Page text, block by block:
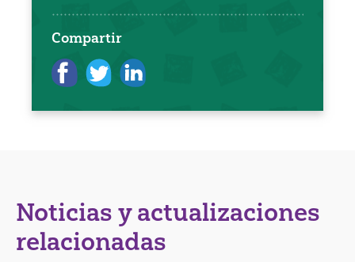
Compartir
Noticias y actualizaciones
relacionadas